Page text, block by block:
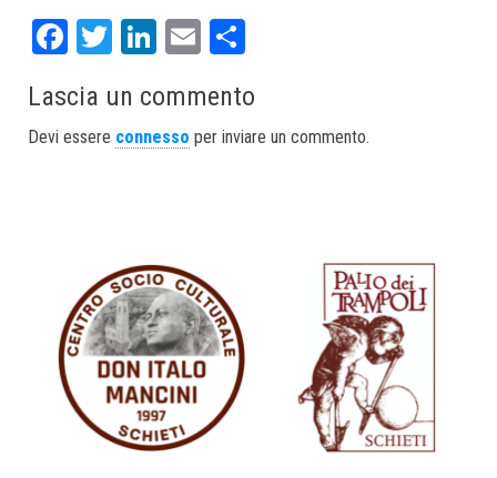
Fa
bo
ok
T
tt
er
Li
ed
In
E
ail re
Lascia un commento
Devi essere connesso per inviare un commento.